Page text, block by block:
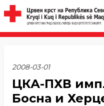
2008-03-01
ЦКА-ПХВ
Босна и